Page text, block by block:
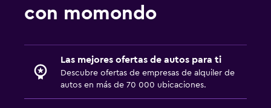
con momondo
Las mejores ofertas de autos para ti
Descubre ofertas de empresas de alquiler de
autos en más de 70 000 ubicaciones.